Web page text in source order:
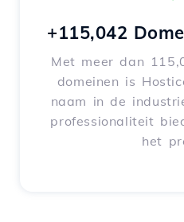
+115,042
Met meer dan
domeinen is
naam in de
professionaliteit
het